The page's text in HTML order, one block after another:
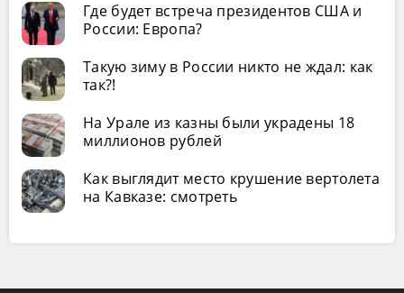
Где будет встреча президентов США и
России: Европа?
Такую зиму в России никто не ждал: как
так?!
На Урале из казны были украдены 18
миллионов рублей
Как выглядит место крушение вертолета
на Кавказе: смотреть